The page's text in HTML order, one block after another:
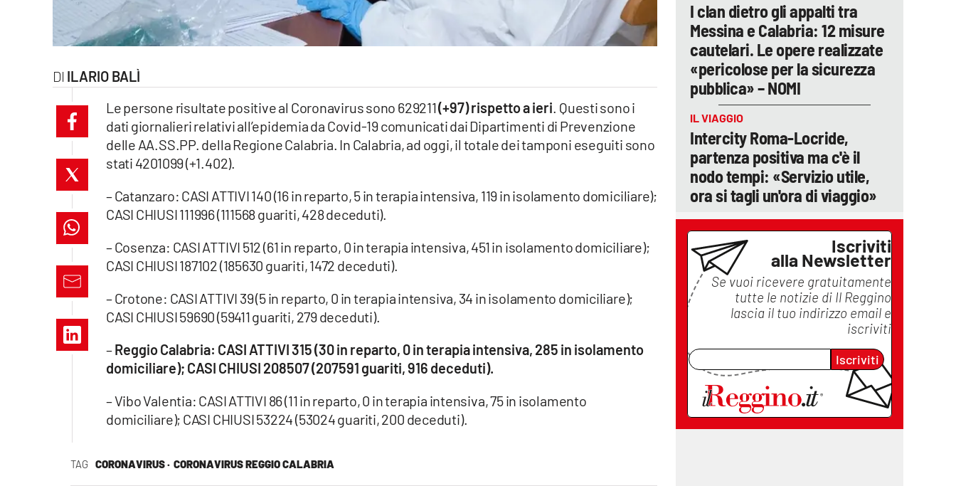
cosenzachannel.it
catanzarochannel.it
lacapitalenews.it
ILARIO BALÌ
TAG CORONAVIRUS · CORONAVIRUS REGGIO CALABRIA
Le persone risultate positive al Coronavirus sono 629211(+97) rispetto a ieri. Questi sono i
dati giornalieri relativi all’epidemia da Covid-19 comunicati dai Dipartimenti di Prevenzione
delle AA.SS.PP. della Regione Calabria. In Calabria, ad oggi, il totale dei tamponi eseguiti sono
stati 4201099 (+1.402).
– Catanzaro: CASI ATTIVI 140 (16 in reparto, 5 in terapia intensiva, 119 in isolamento domiciliare);
CASI CHIUSI 111996 (111568 guariti, 428 deceduti).
– Cosenza: CASI ATTIVI 512 (61 in reparto, 0 in terapia intensiva, 451 in isolamento domiciliare);
CASI CHIUSI 187102 (185630 guariti, 1472 deceduti).
– Crotone: CASI ATTIVI 39 (5 in reparto, 0 in terapia intensiva, 34 in isolamento domiciliare);
CASI CHIUSI 59690 (59411 guariti, 279 deceduti).
–Reggio Calabria: CASI ATTIVI 315 (30 in reparto, 0 in terapia intensiva, 285 in isolamento
domiciliare); CASI CHIUSI 208507 (207591 guariti, 916 deceduti).
– Vibo Valentia: CASI ATTIVI 86 (11 in reparto, 0 in terapia intensiva, 75 in isolamento
domiciliare); CASI CHIUSI 53224 (53024 guariti, 200 deceduti).
I clan dietro gli appalti tra
Messina e Calabria: 12 misure
cautelari. Le opere realizzate
«pericolose per la sicurezza
pubblica» – NOMI
IL VIAGGIO
Intercity Roma-Locride,
partenza positiva ma c'è il
nodo tempi: «Servizio utile,
ora si tagli un'ora di viaggio»
Iscriviti
alla Newsletter
Se vuoi ricevere gratuitamente
tutte le notizie di Il Reggino
lascia il tuo indirizzo email e
iscriviti
Iscriviti